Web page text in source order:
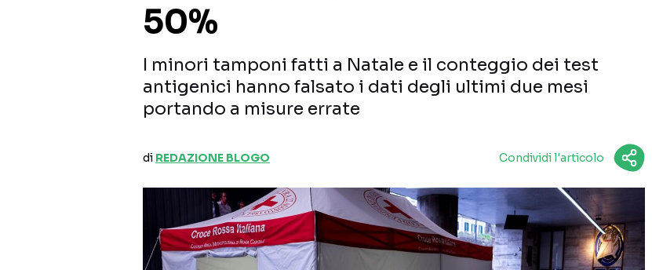
50%
I minori tamponi fatti a Natale e il conteggio dei test
antigenici hanno falsato i dati degli ultimi due mesi
portando a misure errate
di REDAZIONE BLOGO Condividi l'articolo